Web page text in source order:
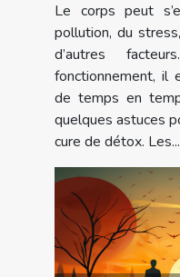
Le corps peut
pollution, du
d’autres
fonctionnement, il
de temps en
quelques astuces
cure de détox. Les...